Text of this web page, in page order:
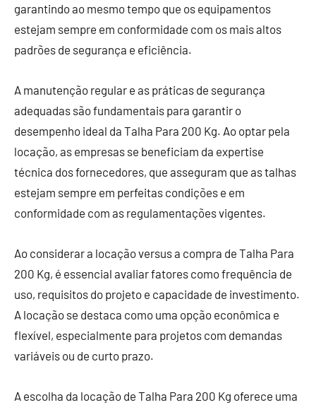
garantindo ao mesmo tempo que os equipamentos
estejam sempre em conformidade com os mais altos
padrões de segurança e eficiência.
A manutenção regular e as práticas de segurança
adequadas são fundamentais para garantir o
desempenho ideal da Talha Para 200 Kg. Ao optar pela
locação, as empresas se beneficiam da expertise
técnica dos fornecedores, que asseguram que as talhas
estejam sempre em perfeitas condições e em
conformidade com as regulamentações vigentes.
Ao considerar a locação versus a compra de Talha Para
200 Kg, é essencial avaliar fatores como frequência de
uso, requisitos do projeto e capacidade de investimento.
A locação se destaca como uma opção econômica e
flexível, especialmente para projetos com demandas
variáveis ou de curto prazo.
A escolha da locação de Talha Para 200 Kg oferece uma